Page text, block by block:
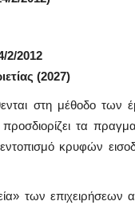
2/2012
(2027)
στη μέθοδο
τα
κρυφών
των επιχειρήσεων